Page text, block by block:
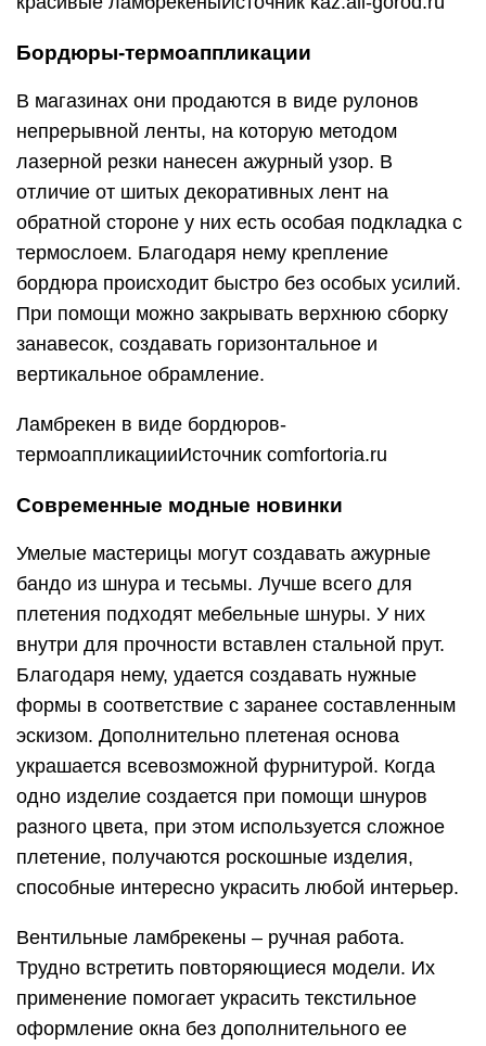
Бордюры-термоаппликации
В магазинах они продаются в виде рулонов
непрерывной ленты, на которую методом
лазерной резки нанесен ажурный узор. В
отличие от шитых декоративных лент на
обратной стороне у них есть особая подкладка с
термослоем. Благодаря нему крепление
бордюра происходит быстро без особых усилий.
При помощи можно закрывать верхнюю сборку
занавесок, создавать горизонтальное и
вертикальное обрамление.
Ламбрекен в виде бордюров-
термоаппликацииИсточник comfortoria.ru
Современные модные новинки
Умелые мастерицы могут создавать ажурные
бандо из шнура и тесьмы. Лучше всего для
плетения подходят мебельные шнуры. У них
внутри для прочности вставлен стальной прут.
Благодаря нему, удается создавать нужные
формы в соответствие с заранее составленным
эскизом. Дополнительно плетеная основа
украшается всевозможной фурнитурой. Когда
одно изделие создается при помощи шнуров
разного цвета, при этом используется сложное
плетение, получаются роскошные изделия,
способные интересно украсить любой интерьер.
Вентильные ламбрекены – ручная работа.
Трудно встретить повторяющиеся модели. Их
применение помогает украсить текстильное
оформление окна без дополнительного ее